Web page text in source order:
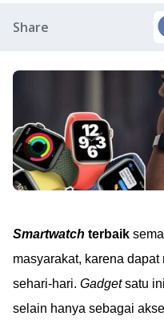
Share
Smartwatch terbaik
masyarakat, karena
sehari-hari. Gadgetsatu
selain hanya sebagai